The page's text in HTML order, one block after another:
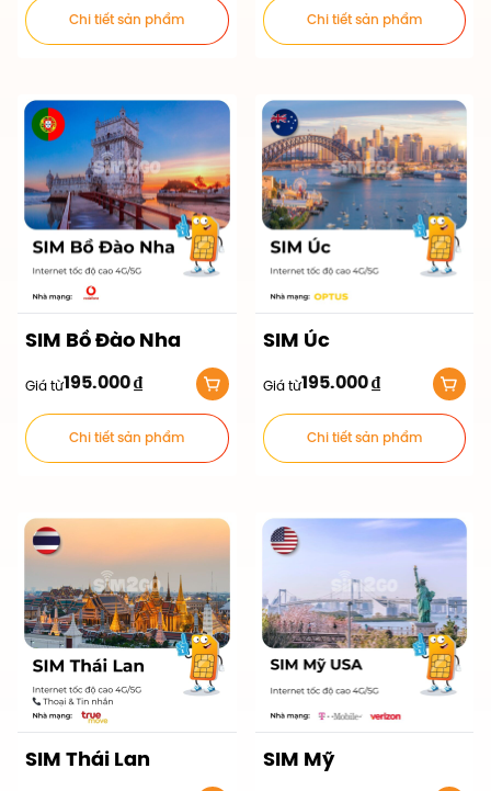
Chi tiết sản phẩm Chi tiết sản phẩm
SIM Bồ Đào Nha
Giá từ195.000₫
Chi tiết sản phẩm
SIM Úc
Giá từ195.000₫
Chi tiết sản phẩm
SIM Thái Lan SIM Mỹ